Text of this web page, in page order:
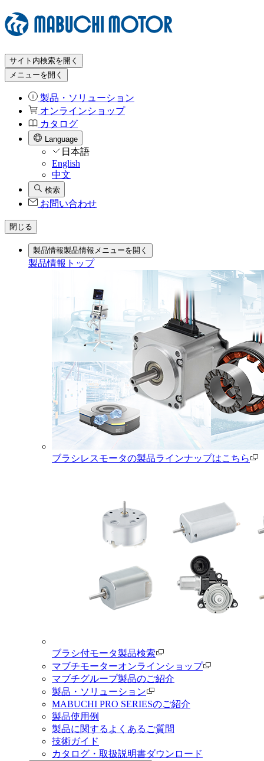
サイト内検索を開く
メニューを開く
製品・ソリューション
オンラインショップ
カタログ
Language
日本語
English
中文
検索
お問い合わせ
閉じる
製品情報製品情報メニューを開く
製品情報トップ
ブラシレスモータの製品ラインナップはこちら
ブラシ付モータ製品検索
マブチモーターオンラインショップ
マブチグループ製品のご紹介
製品・ソリューション
MABUCHI PRO SERIESのご紹介
製品使用例
製品に関するよくあるご質問
技術ガイド
カタログ・取扱説明書ダウンロード